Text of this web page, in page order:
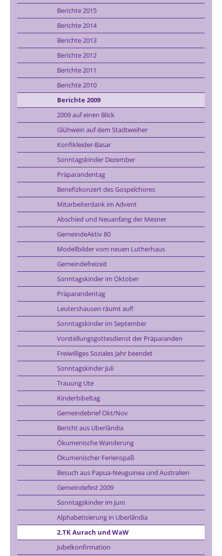
Berichte 2015
Berichte 2014
Berichte 2013
Berichte 2012
Berichte 2011
Berichte 2010
Berichte 2009
2009 auf einen Blick
Glühwein auf dem Stadtweiher
Konfikleider-Basar
Sonntagskinder Dezember
Präparandentag
Benefizkonzert des Gospelchores
Mitarbeiterdank im Advent
Abschied und Neuanfang der Mesner
GemeindeAktiv 80
Modellbilder vom neuen Lutherhaus
Gemeindefreizeit
Sonntagskinder im Oktober
Präparandentag
Leutershausen räumt auf!
Sonntagskinder im September
Vorstellungsgottesdienst der Präparanden
Freiwilliges Soziales Jahr beendet
Sonntagskinder Juli
Trauung Ute
Kinderbibeltag
Gemeindebrief Okt/Nov
Bericht aus Uberlândia
Ökumenische Wanderung
Ökumenischer Ferienspaß
Besuch aus Papua-Neuguinea und Australien
Gemeindefest 2009
Sonntagskinder im Juni
Alphabetisierung in Uberlândia
2.TK Aurach und WaW
Jubelkonfirmation